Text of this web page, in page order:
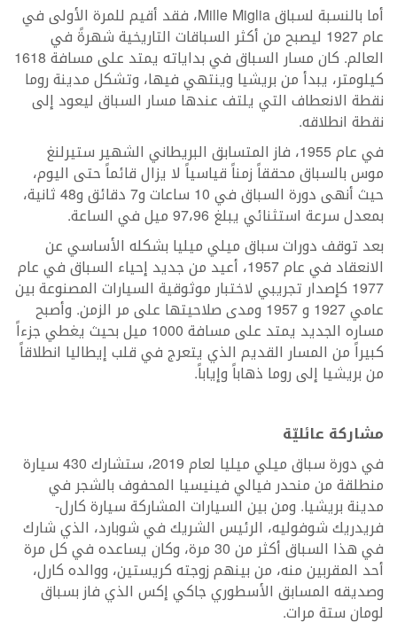
أما بالنسبة لسباق Mille Miglia، فقد أقيم للمرة الأولى في
عام 1927 ليصبح من أكثر السباقات التاريخية شهرةً في
العالم. كان مسار السباق في بداياته يمتد على مسافة 1618
كيلومتر، يبدأ من بريشيا وينتهي فيها، وتشكل مدينة روما
نقطة الانعطاف التي يلتف عندها مسار السباق ليعود إلى
نقطة انطلاقه.
في عام 1955، فاز المتسابق البريطاني الشهير ستيرلنغ
موس بالسباق محققاً زمناً قياسياً لا يزال قائماً حتى اليوم،
حيث أنهى دورة السباق في 10 ساعات و7 دقائق و48 ثانية،
بمعدل سرعة استثنائي يبلغ 97،96 ميل في الساعة.
بعد توقف دورات سباق ميلي ميليا بشكله الأساسي عن
الانعقاد في عام 1957، أعيد من جديد إحياء السباق في عام
1977 كإصدار تجريبي لاختبار موثوقية السيارات المصنوعة بين
عامي 1927 و 1957 ومدى صلاحيتها على مر الزمن. وأصبح
مساره الجديد يمتد على مسافة 1000 ميل بحيث يغطي جزءاً
كبيراً من المسار القديم الذي يتعرج في قلب إيطاليا انطلاقاً
من بريشيا إلى روما ذهاباً وإياباً.
مشاركة عائليّة
في دورة سباق ميلي ميليا لعام 2019، ستشارك 430 سيارة
منطلقة من منحدر فيالي فينيسيا المحفوف بالشجر في
مدينة بريشيا. ومن بين السيارات المشاركة سيارة كارل-
فريدريك شوفوليه، الرئيس الشريك في شوبارد، الذي شارك
في هذا السباق أكثر من 30 مرة، وكان يساعده في كل مرة
أحد المقربين منه، من بينهم زوجته كريستين، ووالده كارل،
وصديقه المسابق الأسطوري جاكي إكس الذي فاز بسباق
لومان ستة مرات.